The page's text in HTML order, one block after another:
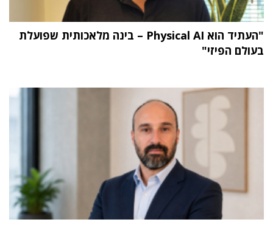
"העתיד הוא Physical AI – בינה מלאכותית שפועלת
בעולם הפיזי"